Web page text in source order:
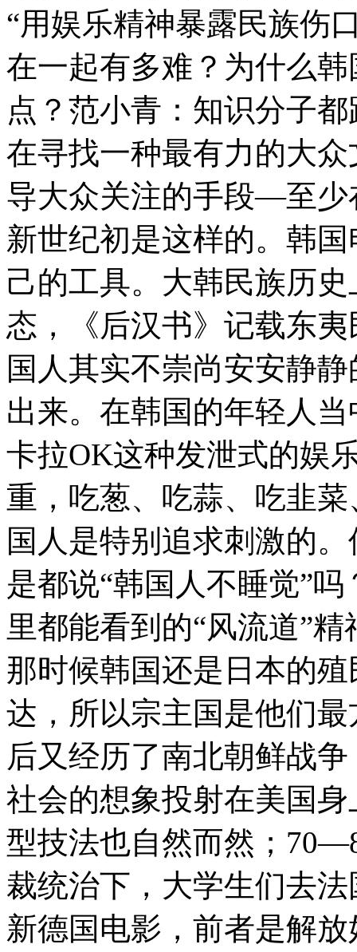
“用娱乐精神暴露民族伤
在一起有多难？为什么
点？范小青：知识分子
在寻找一种最有力的大
导大众关注的手段—至少
新世纪初是这样的。韩
己的工具。大韩民族历
态，《后汉书》记载东
国人其实不崇尚安安静
出来。在韩国的年轻人
卡拉OK这种发泄式的娱
重，吃葱、吃蒜、吃韭
国人是特别追求刺激的
是都说“韩国人不睡觉”
里都能看到的“风流道”
那时候韩国还是日本的
达，所以宗主国是他们
后又经历了南北朝鲜战
社会的想象投射在美国
型技法也自然而然；
裁统治下，大学生们去
新德国电影，前者是解